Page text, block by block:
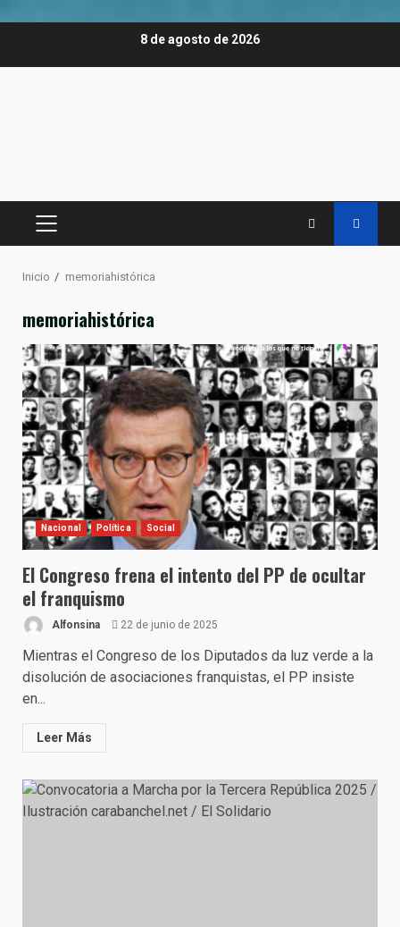
8 de agosto de 2026
MENÚ
Inicio memoriahistórica
memoriahistórica
Nacional Política Social
El Congreso frena el intento del PP de ocultar
el franquismo
Alfonsina 22 de junio de 2025
Mientras el Congreso de los Diputados da luz verde a la
disolución de asociaciones franquistas, el PP insiste
en...
Leer Más